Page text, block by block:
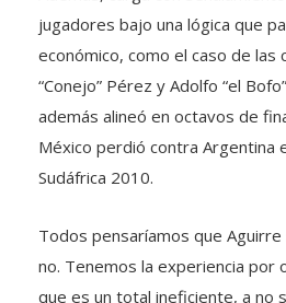
jugadores bajo una lógica que
económico, como el caso de las
“Conejo” Pérez y Adolfo “el
además alineó en octavos de
México perdió contra Argentina
Sudáfrica 2010.
Todos pensaríamos que
no. Tenemos la experiencia por
que es un total ineficiente, a no